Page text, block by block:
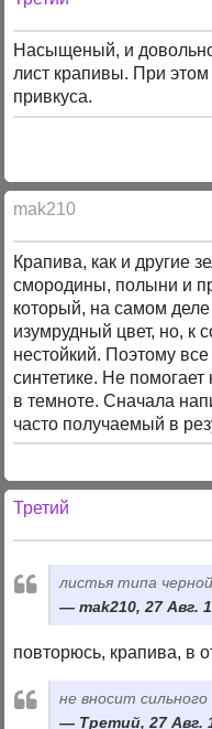
Насыщеный, и
лист крапивы. При этом
привкуса.
mak210
Крапива, как и другие
смородины, полыни и
который, на самом
изумрудный цвет, но, к
нестойкий. Поэтому
синтетике. Не
в темноте. Сначала
часто получаемый в
Третий
листья типа
mak210, 27 Авг.
повторюсь, крапива, в
не вносит сильного
Третий, 27 Авг.